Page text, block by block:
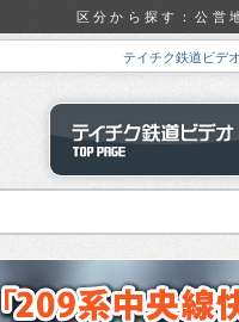
区分から探す：公
テイチク鉄道ビデ